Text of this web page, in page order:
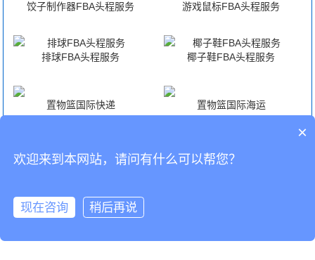
饺子制作器FBA头程服务 游戏鼠标FBA头程服务
排球FBA头程服务 椰子鞋FBA头程服务
置物篮国际快递 置物篮国际海运
置物篮国际空运 置物篮海外仓代发货
CopyRight © 深圳市韬博供应链有限公司
×
欢迎来到本网站，请问有什么可以帮您？
现在咨询 稍后再说